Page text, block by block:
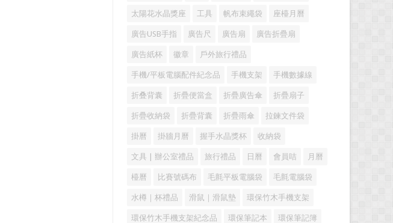
太陽花水晶獎座 工具 帆布束繩袋 座檯月曆
廣告USB手指 廣告尺 廣告扇 廣告折疊扇
廣告紙杯 徽章 戶外旅行禮品
手機/平板電腦配件紀念品 手機支架 手機數據線
折叠背囊 折疊便當盒 折疊廣告傘 折疊扇子
折疊收納袋 折疊背囊 折疊雨傘 拉鍊文件袋
掛曆 掛牆月曆 握手水晶獎杯 收納袋
文具 | 辦公室禮品 旅行禮品 日曆 會員咭 月曆
檯曆 比賽號碼布 毛氈平板電腦袋 毛氈電腦袋
水樽｜杯禮品 滑鼠｜滑鼠墊 環保竹木手機支架
環保竹木手機支架紀念品 環保筆記本 環保筆記簿